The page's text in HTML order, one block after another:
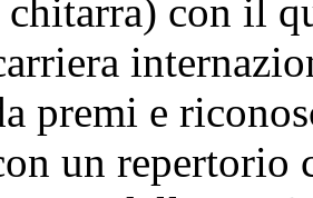
con il
premi e
un repertorio